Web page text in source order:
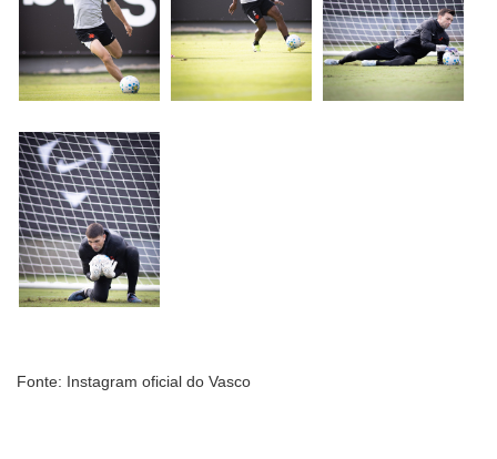
Fonte: Instagram oficial do Vasco